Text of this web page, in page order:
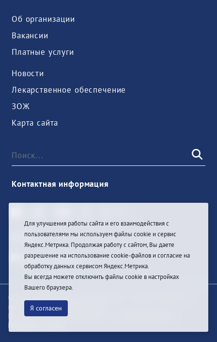
Об организации
Вакансии
Платные услуги
Новости
Лекарственное обеспечение
ЗОЖ
Карта сайта
Контактная информация
Войти
© При цитировании информации с сайта ссылка на
первоисточник обязательна
Разработка и техподдержка сайта
Pragmatic Studio
Для улучшения работы сайта и его взаимодействия с
пользователями мы используем файлы cookie и сервис
Яндекс.Метрика. Продолжая работу с сайтом, Вы даете
разрешение на использование cookie-файлов и согласие на
обработку данных сервисом Яндекс.Метрика.
Вы всегда можете отключить файлы cookie в настройках
Вашего браузера.
Я согласен